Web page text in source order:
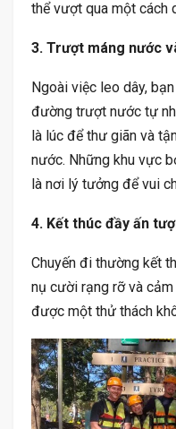
thể vượt qua một cách
3. Trượt máng nước
Ngoài việc leo dây,
đường trượt nước tự
là lúc để thư giãn và
nước. Những khu vực
là nơi lý tưởng để vui
4. Kết thúc đầy ấn
Chuyến đi thường kết
nụ cười rạng rỡ và
được một thử thách